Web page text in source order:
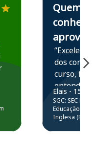
Quem
conhece,
aprova
“Excelente
dos
curso,
entender e
prática
resolução
questões.”
Elais - 15/07/
SGC: SEC BA
Educação
Inglesa (Edital